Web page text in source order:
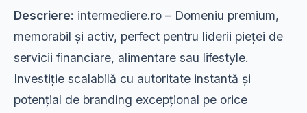
Descriere: intermediere.ro – Domeniu premium,
memorabil și activ, perfect pentru liderii pieței de
servicii financiare, alimentare sau lifestyle.
Investiție scalabilă cu autoritate instantă și
potențial de branding excepțional pe orice